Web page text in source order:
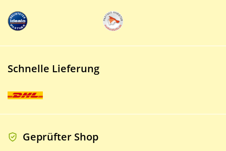
Schnelle Lieferung
Geprüfter Shop